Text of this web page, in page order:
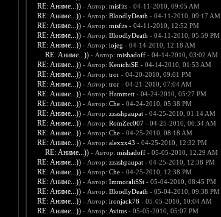
RE: Аниме...)) - Автор: misfits- 04-11-2010, 09:05 AM
RE: Аниме...)) - Автор: BloodlyDeath - 04-11-2010, 09:17 AM
RE: Аниме...)) - Автор: misfits- 04-11-2010, 12:52 PM
RE: Аниме...)) - Автор: BloodlyDeath - 04-11-2010, 05:59 PM
RE: Аниме...)) - Автор: iojeg - 04-14-2010, 12:18 AM
RE: Аниме...)) - Автор: mishadoff- 04-14-2010, 03:02 AM
RE: Аниме...)) - Автор: KenichiSE- 04-14-2010, 01:53 AM
RE: Аниме...)) - Автор: tror- 04-20-2010, 09:01 PM
RE: Аниме...)) - Автор: tror- 04-21-2010, 07:04 AM
RE: Аниме...)) - Автор: Hammett- 04-24-2010, 05:27 PM
RE: Аниме...)) - Автор: Che- 04-24-2010, 05:38 PM
RE: Аниме...)) - Автор: zzashpaupat- 04-25-2010, 01:14 AM
RE: Аниме...)) - Автор: RomZec007- 04-25-2010, 06:34 AM
RE: Аниме...)) - Автор: Che- 04-25-2010, 08:18 AM
RE: Аниме...)) - Автор: alexxx43 - 04-25-2010, 12:32 PM
RE: Аниме...)) - Автор: mishadoff- 05-05-2010, 12:29 AM
RE: Аниме...)) - Автор: zzashpaupat- 04-25-2010, 12:38 PM
RE: Аниме...)) - Автор: Che- 04-25-2010, 12:38 PM
RE: Аниме...)) - Автор: ImmoraliSSt- 05-04-2010, 08:45 PM
RE: Аниме...)) - Автор: BloodlyDeath - 05-04-2010, 09:38 PM
RE: Аниме...)) - Автор: ironjack78 - 05-05-2010, 10:04 AM
RE: Аниме...)) - Автор: Avitus- 05-05-2010, 05:07 PM